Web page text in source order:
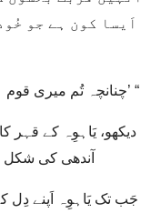
اَیسا کون ہے جو
‘چنانچہ تُم میری قوم ہوگے، اَور مَیں تمہارا خُدا ہُوں گا۔’ “
آندھی کی شکل